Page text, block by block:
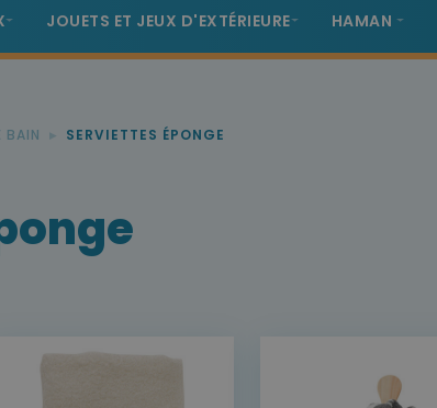
JOUETS ET JEUX D'EXTÉRIEURE HAMAN
BAIN SERVIETTES ÉPONGE